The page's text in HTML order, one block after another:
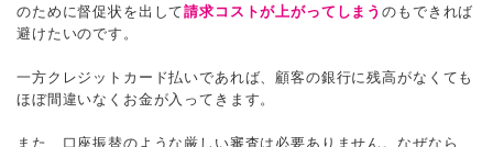
のために督促状を出して請求コストが上がってしまうのもできれば
避けたいのです。
一方クレジットカード払いであれば、顧客の銀行に残高がなくても
ほぼ間違いなくお金が入ってきます。
また、口座振替のような厳しい審査は必要ありません。なぜなら、